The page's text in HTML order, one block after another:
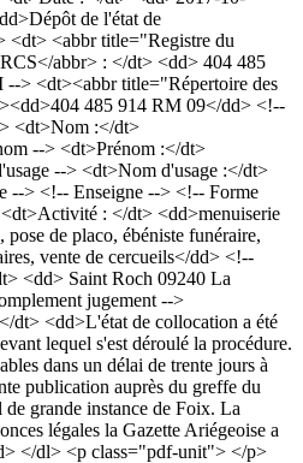
de l'état de
<abbr title="Registre du
abbr> : </dt> <dd> 404 485
> <dt><abbr title="Répertoire des
485 914 RM 09</dd> <!--
<dt>Nom :</dt>
--> <dt>Prénom :</dt>
--> <dt>Nom d'usage :</dt>
> <!-- Enseigne --> <!-- Forme
: </dt> <dd>menuiserie
de placo, ébéniste funéraire,
vente de cercueils</dd> <!--
<dd> Saint Roch 09240 La
jugement -->
dt> <dd>L'état de collocation a été
lequel s'est déroulé la procédure.
dans un délai de trente jours à
publication auprès du greffe du
grande instance de Foix. La
légales la Gazette Ariégeoise a
</dl> <p class="pdf-unit"> </p>